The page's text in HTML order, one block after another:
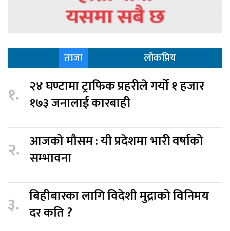
ताजा लोकप्रिय
१. २४ घण्टामा ट्राफिक प्रहरीले गर्यो १ हजार
१७३ जनालाई कारबाही
२. आजको मौसम : यी प्रदेशमा भारी वर्षाको
सम्भावना
३. बिहीबारका लागि विदेशी मुद्राको विनिमय
दर कति ?